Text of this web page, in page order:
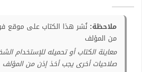
ملاحظة: نُشر هذا الكتاب على موقع
من المؤلف
معاينة الكتاب أو تحميله للإستخدام
صلاحيات أخرى يجب أخذ إذن من المؤلف